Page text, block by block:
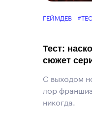
ГЕЙМДЕВ
Тест:
сюжет
С выходом
лор
никогда.